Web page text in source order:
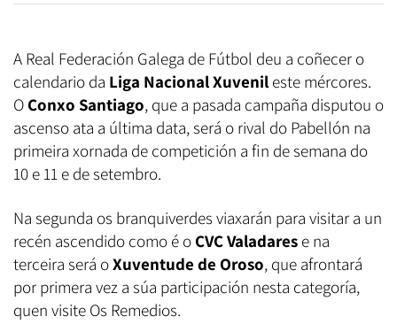
A Real Federación Galega de Fútbol deu a coñecer o
calendario da Liga Nacional Xuvenil este mércores.
O Conxo Santiago, que a pasada campaña disputou o
ascenso ata a última data, será o rival do Pabellón na
primeira xornada de competición a fin de semana do
10 e 11 e de setembro.
Na segunda os branquiverdes viaxarán para visitar a un
recén ascendido como é o CVC Valadares e na
terceira será oXuventude de Oroso, que afrontará
por primera vez a súa participación nesta categoría,
quen visite Os Remedios.